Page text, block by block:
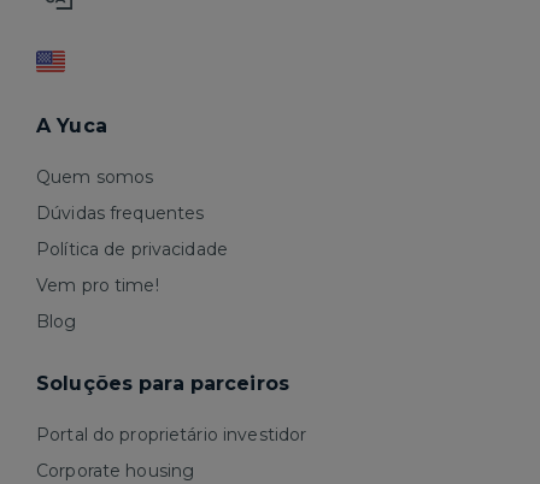
A Yuca
Quem somos
Dúvidas frequentes
Política de privacidade
Vem pro time!
Blog
Soluções para parceiros
Portal do proprietário investidor
Corporate housing